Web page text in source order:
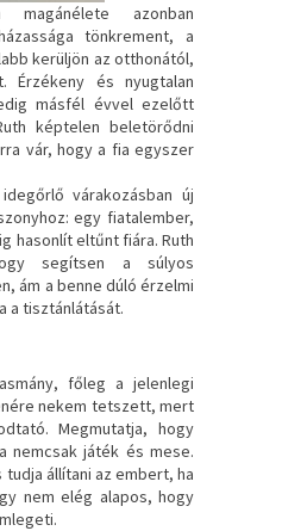
magánélete azonban
tönkrement, a
kerüljön az otthonától,
Érzékeny és nyugtalan
másfél évvel ezelőtt
képtelen beletörődni
vár, hogy a fia egyszer
várakozásban új
egy fiatalember,
hasonlít eltűnt fiára. Ruth
segítsen a súlyos
ám a benne dúló érzelmi
a tisztánlátását.
főleg a jelenlegi
nekem tetszett, mert
Megmutatja, hogy
nemcsak játék és mese.
állítani az embert, ha
nem elég alapos, hogy